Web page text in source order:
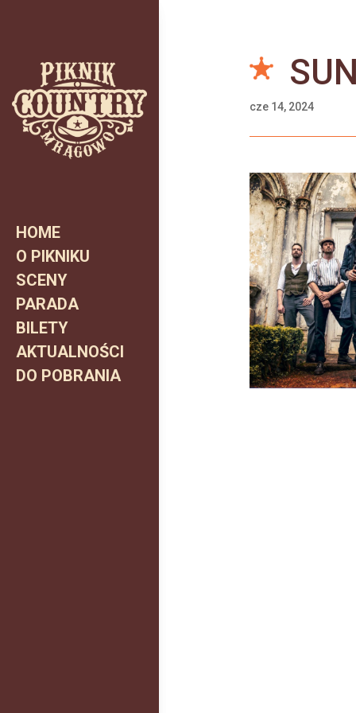
Home
O pikniku
Sceny
Parada
Bilety
Aktualności
Do pobrania
HOME
O PIKNIKU
SCENY
PARADA
BILETY
AKTUALNOŚCI
DO POBRANIA
cze 14, 2024